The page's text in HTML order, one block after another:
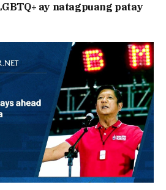
ay natagpuang patay